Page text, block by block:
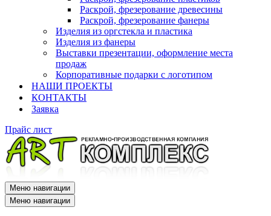
Раскрой, фрезерование древесины
Раскрой, фрезерование фанеры
Изделия из оргстекла и пластика
Изделия из фанеры
Выставки презентации, оформление места
продаж
Корпоративные подарки с логотипом
НАШИ ПРОЕКТЫ
КОНТАКТЫ
Заявка
Прайс лист
Меню навигации
Меню навигации